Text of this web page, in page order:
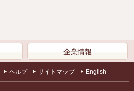
企業情報
ヘルプ サイトマップ English